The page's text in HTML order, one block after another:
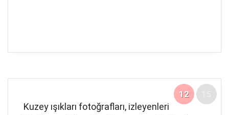
12
Kuzey ışıkları fotoğrafları, izleyenleri